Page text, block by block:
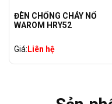
ĐÈN CHỐNG CHÁY NỔ
WAROM HRY52
Giá: Liên hệ